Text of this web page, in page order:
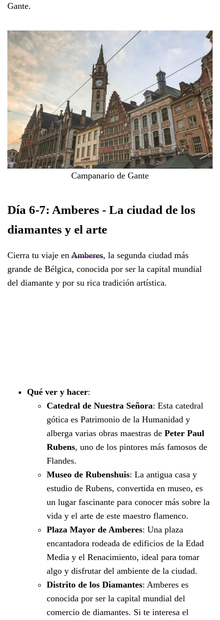
Gante.
Campanario de Gante
Día 6-7: Amberes - La ciudad de los
diamantes y el arte
Cierra tu viaje en Amberes, la segunda ciudad más
grande de Bélgica, conocida por ser la capital mundial
del diamante y por su rica tradición artística.
Qué ver y hacer:
Catedral de Nuestra Señora: Esta catedral
gótica es Patrimonio de la Humanidad y
alberga varias obras maestras de Peter Paul
Rubens, uno de los pintores más famosos de
Flandes.
Museo de Rubenshuis: La antigua casa y
estudio de Rubens, convertida en museo, es
un lugar fascinante para conocer más sobre la
vida y el arte de este maestro flamenco.
Plaza Mayor de Amberes: Una plaza
encantadora rodeada de edificios de la Edad
Media y el Renacimiento, ideal para tomar
algo y disfrutar del ambiente de la ciudad.
Distrito de los Diamantes: Amberes es
conocida por ser la capital mundial del
comercio de diamantes. Si te interesa el